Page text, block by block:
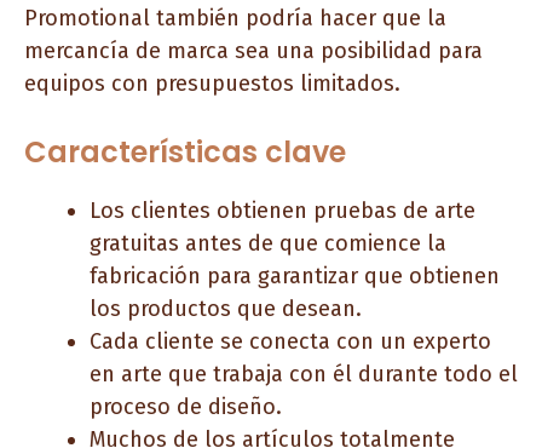
Promotional también podría hacer que la
mercancía de marca sea una posibilidad para
equipos con presupuestos limitados.
Características clave
Los clientes obtienen pruebas de arte
gratuitas antes de que comience la
fabricación para garantizar que obtienen
los productos que desean.
Cada cliente se conecta con un experto
en arte que trabaja con él durante todo el
proceso de diseño.
Muchos de los artículos totalmente